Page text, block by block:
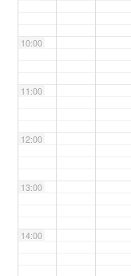
10:00
11:00
12:00
13:00
14:00